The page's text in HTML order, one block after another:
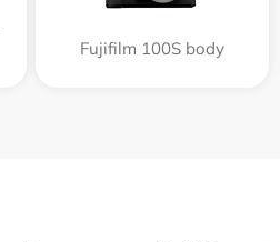
Fujifilm 100S body